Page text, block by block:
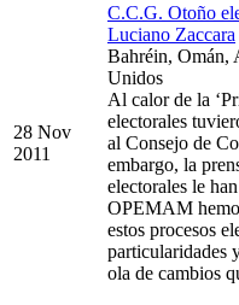
28 Nov
2011
C.C.G. Otoño
Luciano Zaccara
Bahréin, Omán,
Unidos
Al calor de la
electorales
al Consejo de
embargo, la
electorales le
OPEMAM
estos procesos
particularidades
ola de cambios